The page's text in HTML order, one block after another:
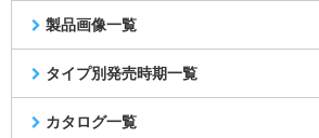
製品画像一覧
タイプ別発売時期一覧
カタログ一覧